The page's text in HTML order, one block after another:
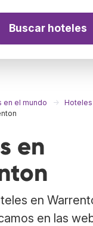
Buscar hoteles
en el mundo
en
en
en las